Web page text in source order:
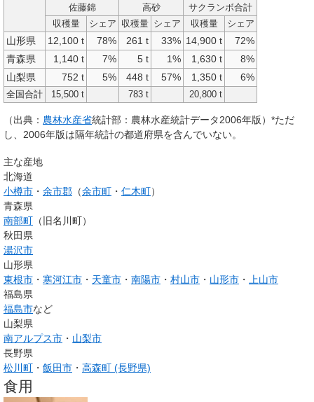
佐藤錦 高砂
サクランボ合計
収穫量
シェア 収穫量 シェア 収穫量 シェア
山形県 12,100 t 78% 261 t 33% 14,900 t
72%
青森県
1,140 t 7% 5 t 1% 1,630 t
8%
山梨県
752 t 5% 448 t 57% 1,350 t 6%
全国合計 15,500 t 783 t 20,800 t
（出典： 農林水産省統計部：農林水産統計データ2006年版）*ただ
し、2006年版は隔年統計の都道府県を含んでいない。
主な産地
北海道
小樽市 ・ 余市郡 （余市町 ・ 仁木町）
青森県
南部町 （旧名川町）
秋田県
湯沢市
山形県
東根市 ・ 寒河江市 ・ 天童市 ・ 南陽市 ・ 村山市 ・ 山形市 ・ 上山市
福島県
福島市など
山梨県
南アルプス市 ・ 山梨市
長野県
松川町 ・ 飯田市 ・ 高森町 (長野県)
食用